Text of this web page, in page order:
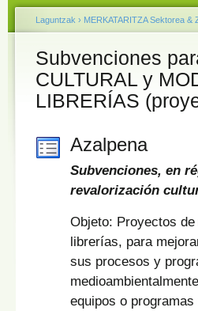
Laguntzak › MERKATARITZA Sektorea &
Subvenciones
CULTURAL y
LIBRERÍAS
Azalpena
Subvenciones, en
revalorización
Objeto: Proyectos
librerías, para
sus procesos y
equipos o